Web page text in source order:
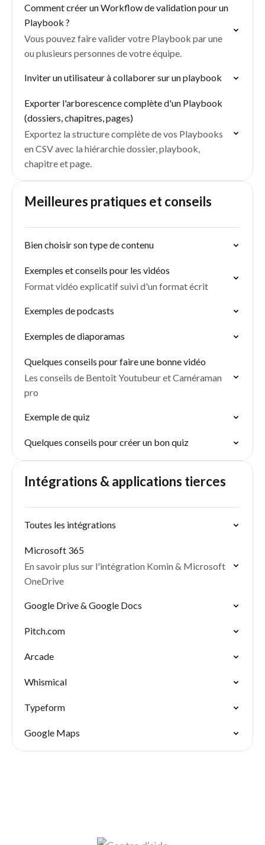
Comment créer un Workflow de validation pour un
Playbook ?
Vous pouvez faire valider votre Playbook par une
ou plusieurs personnes de votre équipe.
Inviter un utilisateur à collaborer sur un playbook
Exporter l'arborescence complète d'un Playbook
(dossiers, chapitres, pages)
Exportez la structure complète de vos Playbooks
en CSV avec la hiérarchie dossier, playbook,
chapitre et page.
Meilleures pratiques et conseils
Bien choisir son type de contenu
Exemples et conseils pour les vidéos
Format vidéo explicatif suivi d'un format écrit
Exemples de podcasts
Exemples de diaporamas
Quelques conseils pour faire une bonne vidéo
Les conseils de Bentoît Youtubeur et Caméraman
pro
Exemple de quiz
Quelques conseils pour créer un bon quiz
Intégrations & applications tierces
Toutes les intégrations
Microsoft 365
En savoir plus sur l'intégration Komin & Microsoft
OneDrive
Google Drive & Google Docs
Pitch.com
Arcade
Whismical
Typeform
Google Maps